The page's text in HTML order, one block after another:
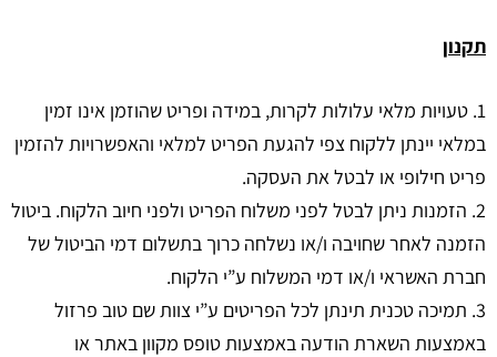
תקנון
1. טעויות מלאי עלולות לקרות, במידה ופריט שהוזמן אינו זמין
במלאי יינתן ללקוח צפי להגעת הפריט למלאי והאפשרויות להזמין
פריט חילופי או לבטל את העסקה.
2. הזמנות ניתן לבטל לפני משלוח הפריט ולפני חיוב הלקוח. ביטול
הזמנה לאחר שחויבה ו/או נשלחה כרוך בתשלום דמי הביטול של
חברת האשראי ו/או דמי המשלוח ע”י הלקוח.
3. תמיכה טכנית תינתן לכל הפריטים ע”י צוות שם טוב פרזול
באמצעות השארת הודעה באמצעות טופס מקוון באתר או